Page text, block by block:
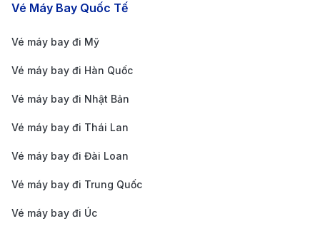
Hành khách được tận hưởng trải nghiệm bay thoải
mái, đồ ăn cao cấp và tiêu chuẩn phục vụ đẳng
cấp quốc tế. Đây là lựa chọn tuyệt vời cho những
đáng nhớ.
American Airlines:
không lớn của Mỹ, thường hợp tác với Japan
Airlines hoặc Qatar Airways để vận hành tuyến Hà
địa rộng nhất nước Mỹ, giúp hành khách dễ dàng
Vé Máy Bay Quốc Tế
Vé máy bay đi Mỹ
Vé máy bay đi Hàn Quốc
Vé máy bay đi Nhật Bản
Vé máy bay đi Thái Lan
Vé máy bay đi Đài Loan
Vé máy bay đi Trung Quốc
Vé máy bay đi Úc